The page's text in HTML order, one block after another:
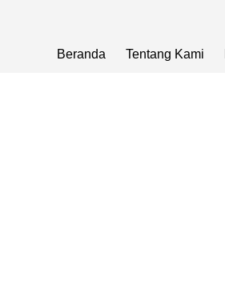
Beranda Tentang Kami